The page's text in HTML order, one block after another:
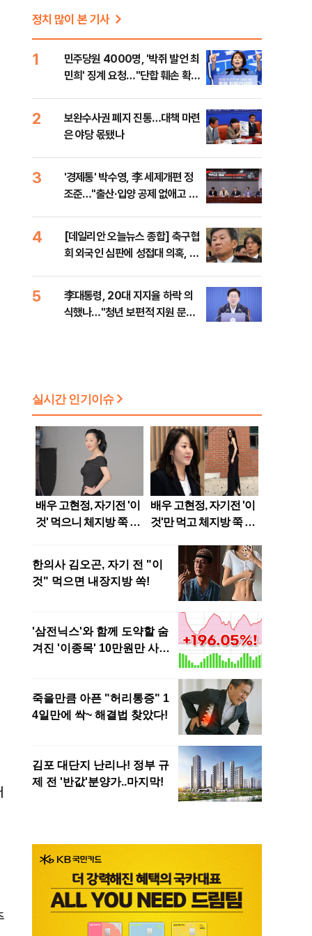
정치 많이 본 기사
1
민주당원 4000명, '박쥐 발언 최
민희' 징계 요청…"단합 훼손 확인
2
보완수사권 폐지 진통…대책 마련
은 야당 몫됐나
3
'경제통' 박수영, 李 세제개편 정
조준…"출산·입양 공제 없애고 세
4
[데일리안 오늘뉴스 종합] 축구협
회 외국인 심판에 성접대 의혹, 李
나, 삼전닉스 올인은 금물, SK하
이닉스 프리마켓 시초가 논란 재
점화, 김민석 "과반 승리 가능성
5
李대통령, 20대 지지율 하락 의
식했나…"청년 보편적 지원 문턱